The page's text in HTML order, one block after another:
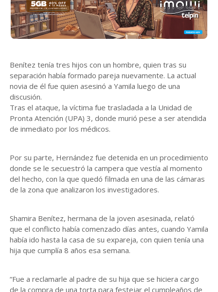
Benítez tenía tres hijos con un hombre, quien tras su
separación había formado pareja nuevamente. La actual
novia de él fue quien asesinó a Yamila luego de una
discusión.
Tras el ataque, la víctima fue trasladada a la Unidad de
Pronta Atención (UPA) 3, donde murió pese a ser atendida
de inmediato por los médicos.
Por su parte, Hernández fue detenida en un procedimiento
donde se le secuestró la campera que vestía al momento
del hecho, con la que quedó filmada en una de las cámaras
de la zona que analizaron los investigadores.
Shamira Benítez, hermana de la joven asesinada, relató
que el conflicto había comenzado días antes, cuando Yamila
había ido hasta la casa de su expareja, con quien tenía una
hija que cumplía 8 años esa semana.
“Fue a reclamarle al padre de su hija que se hiciera cargo
de la compra de una torta para festejar el cumpleaños de